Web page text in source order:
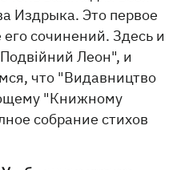
Издрыка. Это первое
сочинений. Здесь и
Леон", и
что "Видавництво
"Книжному
собрание стихов